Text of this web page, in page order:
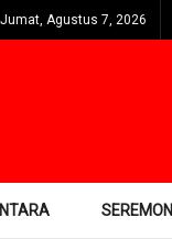
Jumat, Agustus 7, 2026
SEREMONI